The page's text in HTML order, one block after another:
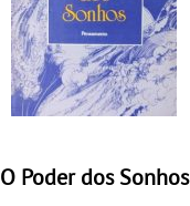
O Poder dos Sonhos